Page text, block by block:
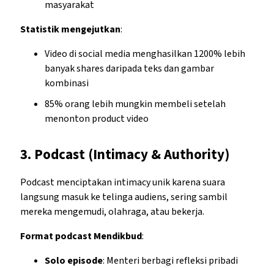
masyarakat
Statistik mengejutkan:
Video di social media menghasilkan 1200% lebih
banyak shares daripada teks dan gambar
kombinasi
85% orang lebih mungkin membeli setelah
menonton product video
3. Podcast (Intimacy & Authority)
Podcast menciptakan intimacy unik karena suara
langsung masuk ke telinga audiens, sering sambil
mereka mengemudi, olahraga, atau bekerja.
Format podcast Mendikbud:
Solo episode: Menteri berbagi refleksi pribadi